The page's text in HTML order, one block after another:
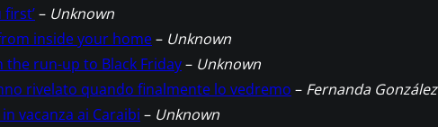
– Unknown
inside your home– Unknown
the run-up to Black Friday– Unknown
rivelato quando finalmente lo vedremo – Fernanda González
vacanza ai Caraibi – Unknown